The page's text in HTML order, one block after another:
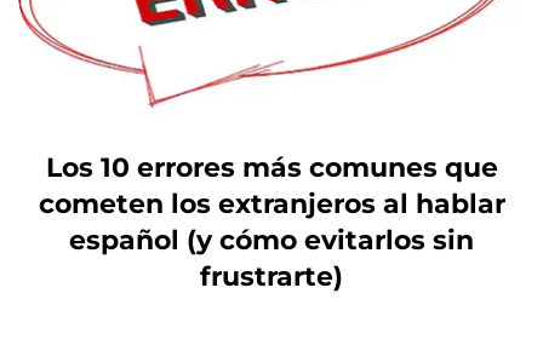
Los 10 errores más comunes que
cometen los extranjeros al hablar
español (y cómo evitarlos sin
frustrarte)